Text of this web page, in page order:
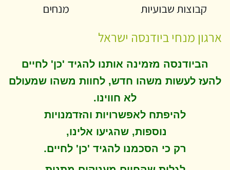
קבוצות שבועיות מנחים
ארגון מנחי ביודנסה ישראל
הביודנסה מזמינה אותנו להגיד 'כן' לחיים
להעז לעשות משהו חדש, לחוות משהו שמעולם
לא חווינו.
להיפתח לאפשרויות והזדמנויות
נוספות, שהגיעו אלינו,
רק כי הסכמנו להגיד 'כן' לחיים.